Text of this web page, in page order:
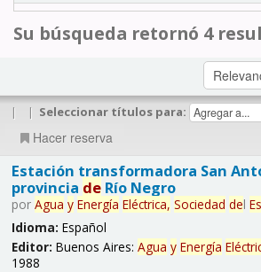
Su búsqueda retornó 4
| | Seleccionar títulos para:
Hacer reserva
Estación transformadora San
provincia deRío Negro
por Agua y Energía Eléctrica, Sociedad del
Idioma: Español
Editor: Buenos Aires: Agua y Energía
1988